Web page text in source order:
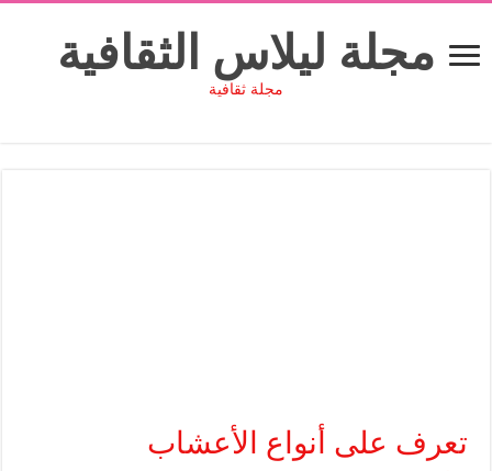
مجلة ليلاس الثقافية
مجلة ثقافية
تعرف على أنواع الأعشاب